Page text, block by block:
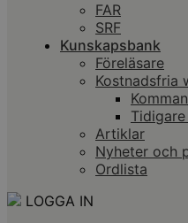
FAR
SRF
Kunskapsbank
Föreläsare
Kostnadsfria
Artiklar
Nyheter och
Ordlista
LOGGA IN